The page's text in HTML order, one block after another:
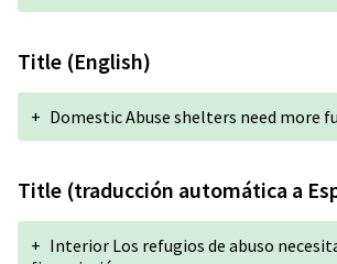
Title (English)
+ Domestic Abuse shelters need more
Title (traducción automática a
+ Interior Los refugios de abuso